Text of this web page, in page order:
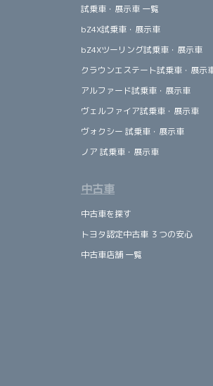
試乗車・展示車 一覧
bZ4X試乗車・展示車
bZ4Xツーリング試乗車・展示車
クラウンエステート試乗車・展示
アルファード試乗車・展示車
ヴェルファイア試乗車・展示車
ヴォクシー 試乗車・展示車
ノア 試乗車・展示車
中古車
中古車を探す
トヨタ認定中古車 ３つの安心
中古車店舗 一覧